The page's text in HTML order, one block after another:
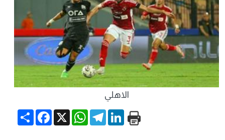
الاهلي
Share
Facebook X
WhatsApp
TelegramLinkedIn